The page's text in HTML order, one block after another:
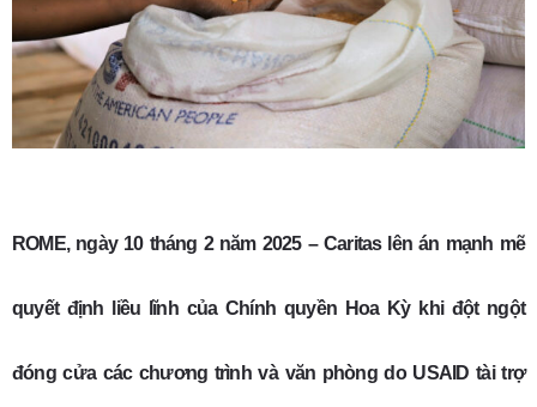
ROME, ngày 10 tháng 2 năm 2025– Caritas lên án mạnh mẽ
quyết định liều lĩnh của Chính quyền Hoa Kỳ khi đột ngột
đóng cửa các chương trình và văn phòng do USAID tài trợ